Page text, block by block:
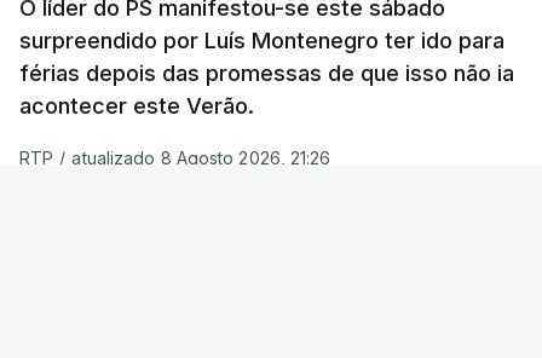
O líder do PS manifestou-se este sábado
surpreendido por Luís Montenegro ter ido para
férias depois das promessas de que isso não ia
acontecer este Verão.
RTP / atualizado 8 Agosto 2026, 21:26